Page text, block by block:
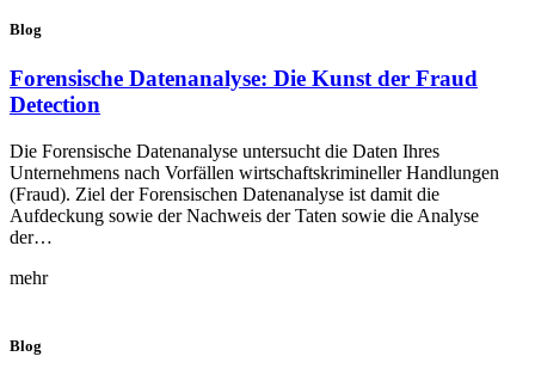
Blog
Forensische Datenanalyse: Die Kunst der Fraud
Detection
Die Forensische Datenanalyse untersucht die Daten Ihres
Unternehmens nach Vorfällen wirtschaftskrimineller Handlungen
(Fraud). Ziel der Forensischen Datenanalyse ist damit die
Aufdeckung sowie der Nachweis der Taten sowie die Analyse
der…
mehr
Blog